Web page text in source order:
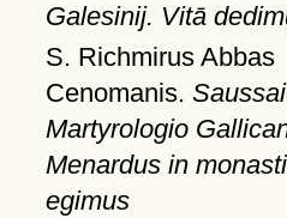
Galesinij. Vitā
S. Richmirus Abbas
Cenomanis.
Martyrologio
Menardus in
egimus